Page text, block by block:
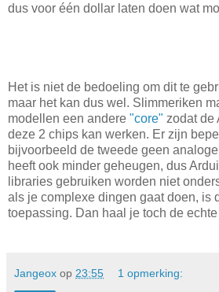
dus voor één dollar laten doen wat
Het is niet de bedoeling om dit te
maar het kan dus wel. Slimmeriken
modellen een andere "core" zodat de
deze 2 chips kan werken. Er zijn
bijvoorbeeld de tweede geen
heeft ook minder geheugen, dus
libraries gebruiken worden niet
als je complexe dingen gaat doen, is
toepassing. Dan haal je toch de
Jangeox op 23:55 1 opmerking: